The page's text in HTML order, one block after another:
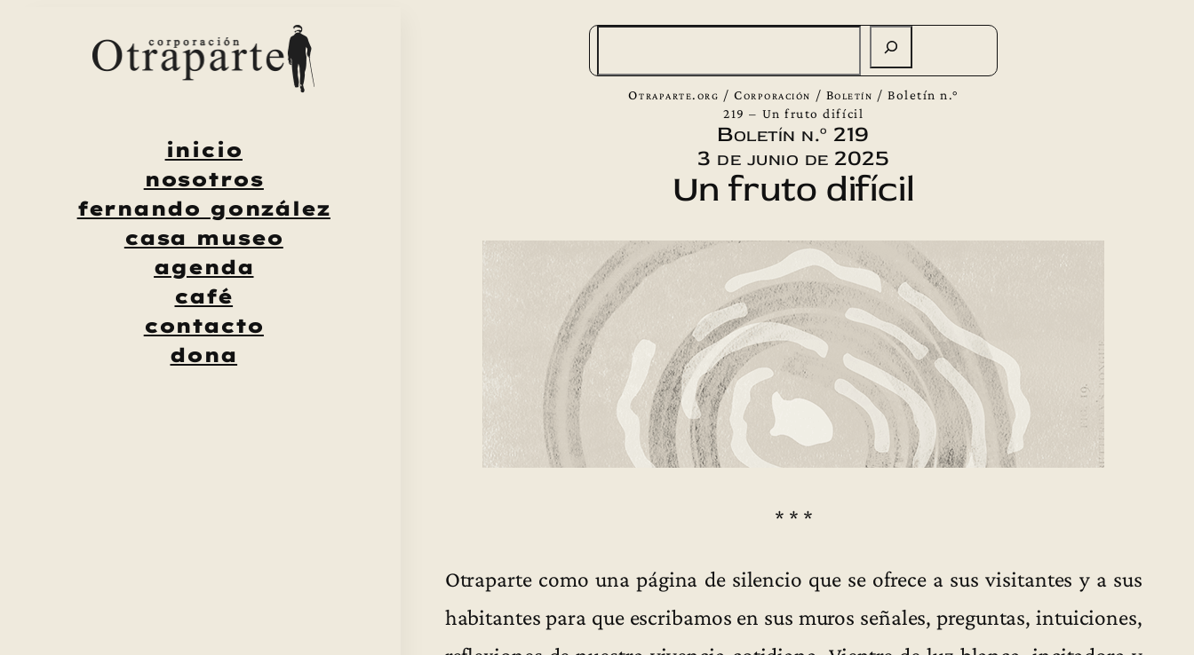
inicio
nosotros
fernando gonzález
casa museo
agenda
café
contacto
dona
Otraparte.org /Corporación / Boletín /Boletín n.°
219 – Un fruto difícil
Boletín n.º 219
3 de junio de 2025
Un fruto difícil
* * *
Otraparte como una página de silencio que se ofrece a sus visitantes y a sus
habitantes para que escribamos en sus muros señales, preguntas, intuiciones,